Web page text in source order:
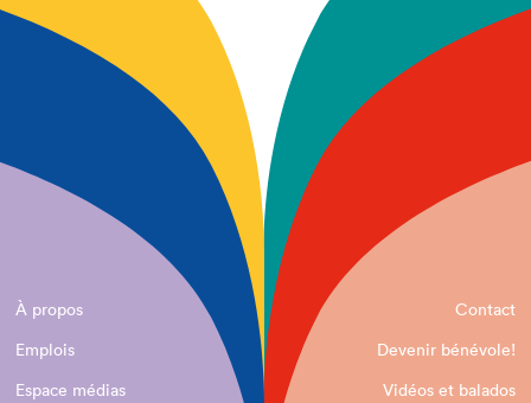
À propos
Contact
Emplois
Devenir bénévole!
Espace médias
Vidéos et balados